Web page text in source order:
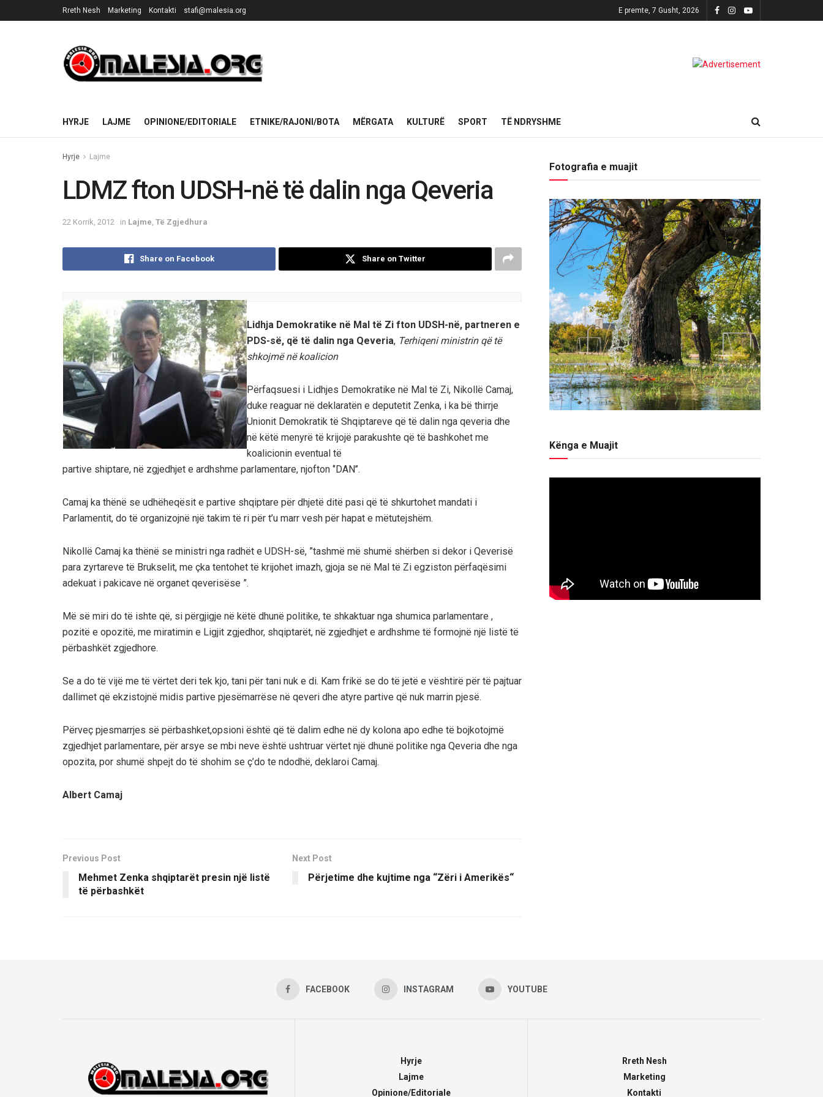
Rreth Nesh Marketing Kontakti stafi@malesia.org E premte, 7 Gusht, 2026
HYRJE LAJME OPINIONE/EDITORIALE ETNIKE/RAJONI/BOTA MËRGATA KULTURË SPORT TË NDRYSHME
Hyrje Lajme
LDMZ fton UDSH-në të dalin nga Qeveria
22 Korrik, 2012 in Lajme Të Zgjedhura
Share on Facebook Share on Twitter
Lidhja Demokratike në Mal të Zi fton UDSH-në, partneren e
PDS-së, që të dalin nga Qeveria, Terhiqeni ministrin që të
shkojmë në koalicion
Përfaqsuesi i Lidhjes Demokratike në Mal të Zi, Nikollë Camaj,
duke reaguar në deklaratën e deputetit Zenka, i ka bë thirrje
Unionit Demokratik të Shqiptareve që të dalin nga qeveria dhe
në këtë menyrë të krijojë parakushte që të bashkohet me
koalicionin eventual të
partive shiptare, në zgjedhjet e ardhshme parlamentare, njofton ‘’DAN’’.
Camaj ka thënë se udhëheqësit e partive shqiptare për dhjetë ditë pasi që të shkurtohet mandati i
Parlamentit, do të organizojnë një takim të ri për t’u marr vesh për hapat e mëtutejshëm.
Nikollë Camaj ka thënë se ministri nga radhët e UDSH-së, ”tashmë më shumë shërben si dekor i Qeverisë
para zyrtareve të Brukselit, me çka tentohet të krijohet imazh, gjoja se në Mal të Zi egziston përfaqësimi
adekuat i pakicave në organet qeverisëse ”.
Më së miri do të ishte që, si përgjigje në këtë dhunë politike, te shkaktuar nga shumica parlamentare ,
pozitë e opozitë, me miratimin e Ligjit zgjedhor, shqiptarët, në zgjedhjet e ardhshme të formojnë një listë të
përbashkët zgjedhore.
Se a do të vijë me të vërtet deri tek kjo, tani për tani nuk e di. Kam frikë se do të jetë e vështirë për të pajtuar
dallimet që ekzistojnë midis partive pjesëmarrëse në qeveri dhe atyre partive që nuk marrin pjesë.
Përveç pjesmarrjes së përbashket,opsioni është që të dalim edhe në dy kolona apo edhe të bojkotojmë
zgjedhjet parlamentare, për arsye se mbi neve është ushtruar vërtet një dhunë politike nga Qeveria dhe nga
opozita, por shumë shpejt do të shohim se ç’do te ndodhë, deklaroi Camaj.
Albert Camaj
Previous Post
Mehmet Zenka shqiptarët presin një listë
të përbashkët
Next Post
Pёrjetime dhe kujtime nga “Zёri i Amerikёs“
Fotografia e muajit
Kënga e Muajit
FACEBOOK INSTAGRAM YOUTUBE
Hyrje
Lajme
Opinione/Editoriale
Rreth Nesh
Marketing
Kontakti